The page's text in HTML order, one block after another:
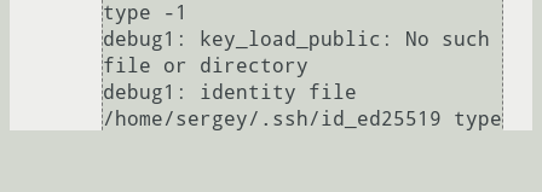
type -1
debug1: key_load_public: No such
file or directory
debug1: identity file
/home/sergey/.ssh/id_ed25519 type